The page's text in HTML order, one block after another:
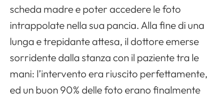
scheda madre e poter accedere le foto
intrappolate nella sua pancia. Alla fine di una
lunga e trepidante attesa, il dottore emerse
sorridente dalla stanza con il paziente tra le
mani: l’intervento era riuscito perfettamente,
ed un buon 90% delle foto erano finalmente